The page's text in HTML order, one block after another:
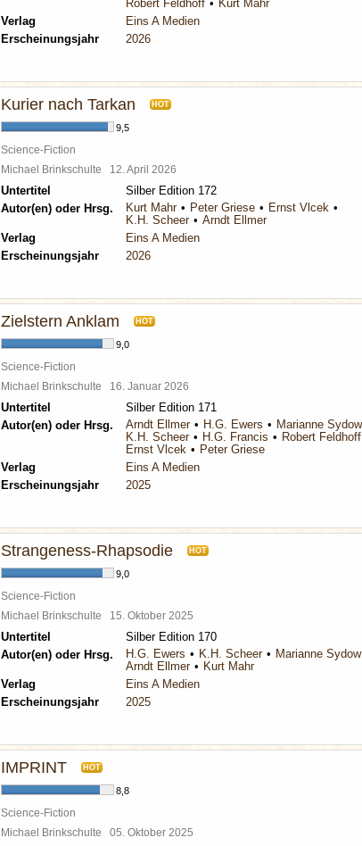
Robert Feldhoff
Kurt Mahr
Verlag
Eins A Medien
Erscheinungsjahr
2026
Kurier nach Tarkan HOT
9,5
Science-Fiction
Michael Brinkschulte 12. April 2026
Untertitel
Silber Edition 172
Autor(en) oder Hrsg.
Kurt Mahr Peter Griese
Ernst Vlcek
K.H. Scheer
Arndt Ellmer
Verlag
Eins A Medien
Erscheinungsjahr
2026
Zielstern Anklam HOT
9,0
Science-Fiction
Michael Brinkschulte 16. Januar 2026
Untertitel
Silber Edition 171
Autor(en) oder Hrsg.
Arndt Ellmer H.G. Ewers
Marianne Sydow
K.H. Scheer
H.G. Francis
Robert Feldhoff
Ernst Vlcek
Peter Griese
Verlag
Eins A Medien
Erscheinungsjahr
2025
Strangeness-Rhapsodie HOT
9,0
Science-Fiction
Michael Brinkschulte 15. Oktober 2025
Untertitel
Silber Edition 170
Autor(en) oder Hrsg.
H.G. Ewers K.H. Scheer
Marianne Sydow
Arndt Ellmer
Kurt Mahr
Verlag
Eins A Medien
Erscheinungsjahr
2025
IMPRINT HOT
8,8
Science-Fiction
Michael Brinkschulte 05. Oktober 2025